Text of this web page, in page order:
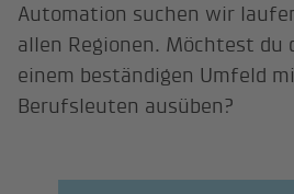
Automation suchen wir
allen Regionen. Möchtest du
einem beständigen Umfeld
Berufsleuten ausüben?